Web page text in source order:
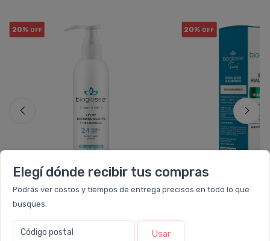
Elegí dónde recibir tus compras
Podrás ver costos y tiempos de entrega precisos en todo lo que
busques.
Código postal Usar
20% OFF
Bioglosse Leche Desmaquillante
Y De Limpieza
20% OFF